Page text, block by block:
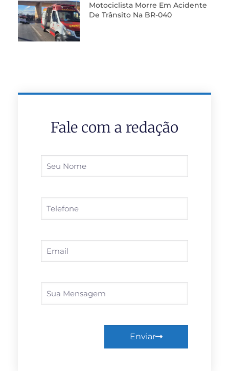
Motociclista Morre Em Acidente
De Trânsito Na BR-040
Fale com a redação
Enviar